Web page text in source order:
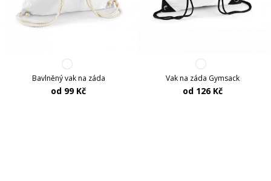
Bavlněný vak na záda
od 99 Kč
Vak na záda Gymsack
od 126 Kč